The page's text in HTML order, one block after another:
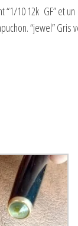
“1/10 12k GF” et un
“jewel” Gris